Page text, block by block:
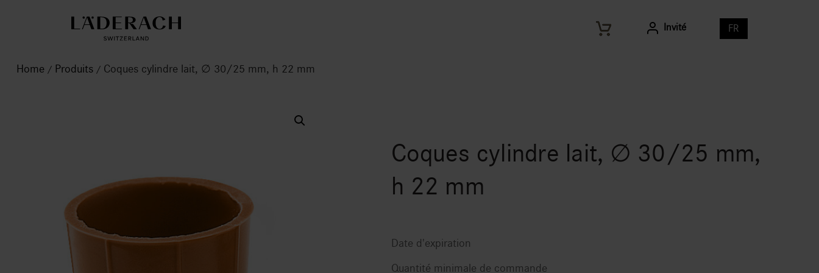
Invité FR
Home / Produits / Coques cylindre lait, ∅ 30/25 mm, h 22 mm
Coques cylindre lait, ∅ 30/25 mm,
h 22 mm
Date d'expiration
Quantité minimale de commande